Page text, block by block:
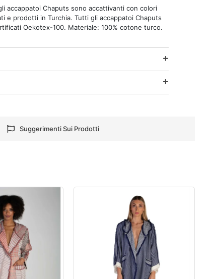
accappatoi Chaputs sono accattivanti con colori
e prodotti in Turchia. Tutti gli accappatoi Chaputs
Oekotex-100. Materiale: 100% cotone turco.
Suggerimenti Sui Prodotti